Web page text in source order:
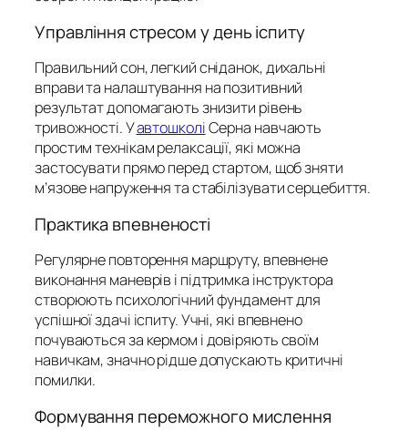
Управління стресом у день іспиту
Правильний сон, легкий сніданок, дихальні
вправи та налаштування на позитивний
результат допомагають знизити рівень
тривожності. УавтошколіСерна навчають
простим технікам релаксації, які можна
застосувати прямо перед стартом, щоб зняти
м’язове напруження та стабілізувати серцебиття.
Практика впевненості
Регулярне повторення маршруту, впевнене
виконання маневрів і підтримка інструктора
створюють психологічний фундамент для
успішної здачі іспиту. Учні, які впевнено
почуваються за кермом і довіряють своїм
навичкам, значно рідше допускають критичні
помилки.
Формування переможного мислення